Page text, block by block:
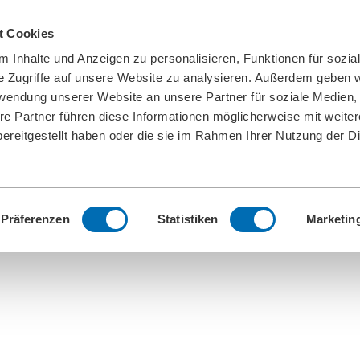
Cookies
Inhalte und Anzeigen zu personalisieren, Funktionen für
Zugriffe auf unsere Website zu analysieren. Außerdem geben
unserer Website an unsere Partner für soziale Medien,
Partner führen diese Informationen möglicherweise mit
haben oder die sie im Rahmen Ihrer Nutzung der
Präferenzen Statistiken